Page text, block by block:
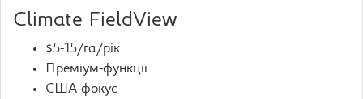
Climate FieldView
$5-15/га/рік
Преміум-функції
США-фокус